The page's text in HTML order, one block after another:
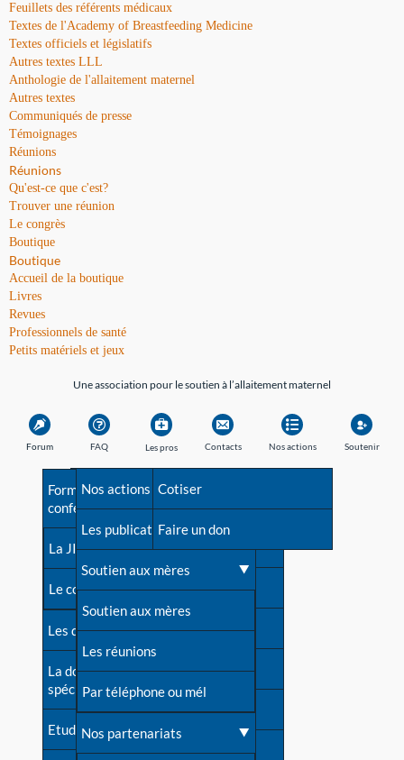
Feuillets des référents médicaux
Textes de l'Academy of Breastfeeding Medicine
Textes officiels et législatifs
Autres textes LLL
Anthologie de l'allaitement maternel
Autres textes
Communiqués de presse
Témoignages
Réunions
Réunions
Qu'est-ce que c'est?
Trouver une réunion
Le congrès
Boutique
Boutique
Accueil de la boutique
Livres
Revues
Professionnels de santé
Petits matériels et jeux
Une association pour le soutien à l’allaitement maternel
Forum FAQ
Avant la naissance
Les débuts
Une difficulté d'allaitement ?
Cas particuliers
Mythes et vérités
Devenir animatrice ?
Une question sur le site
Les pros
Formations et
conférences
La JIA
Le congrès
Les dossiers de l'allaitement
La documentation
spécialisée
Etudes récentes
Contacts
Besoin d'aide?
Répertoire de tous les
contacts
Contact presse
Dossier de presse
Soutenir LLL
Livre d'or
Forum
Nos actions
Nos actions
Les publications
Soutien aux mères
Soutien aux mères
Les réunions
Par téléphone ou mél
Nos partenariats
Soutenir
Cotiser
Faire un don